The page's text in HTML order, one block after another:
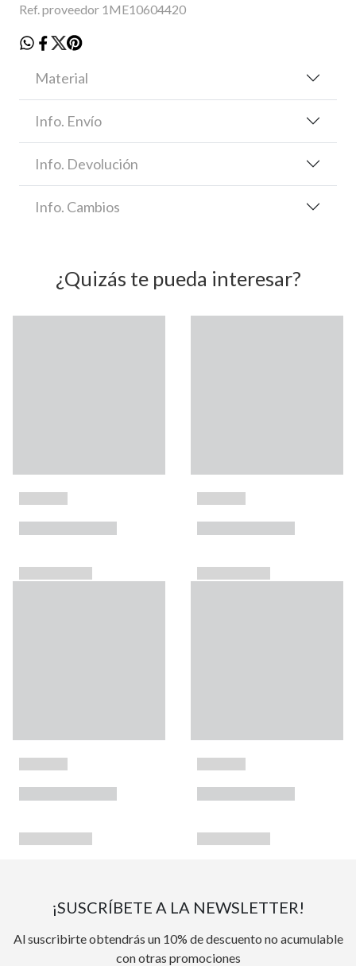
Ref. proveedor 1ME10604420
Material
Info. Envío
Info. Devolución
Info. Cambios
¿Quizás te pueda interesar?
¡SUSCRÍBETE A LA NEWSLETTER!
Al suscribirte obtendrás un 10% de descuento no acumulable
con otras promociones